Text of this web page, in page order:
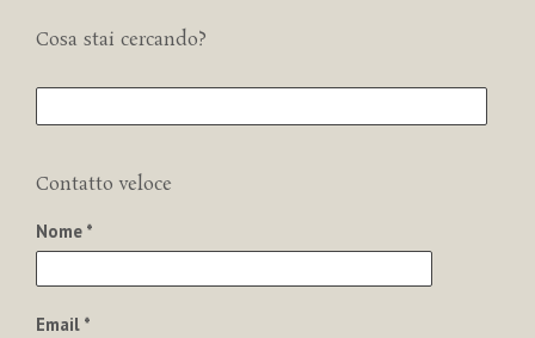
Cosa stai cercando?
Contatto veloce
Nome *
Email *